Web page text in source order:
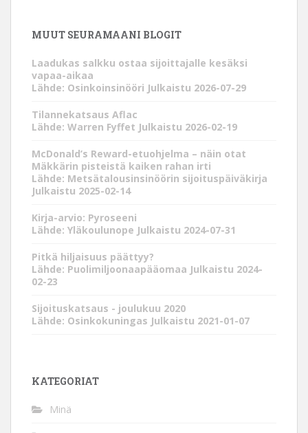
MUUT SEURAMAANI BLOGIT
Laadukas salkku ostaa sijoittajalle kesäksi
vapaa-aikaa
Lähde: Osinkoinsinööri Julkaistu 2026-07-29
Tilannekatsaus Aflac
Lähde: Warren Fyffet Julkaistu 2026-02-19
McDonald’s Reward-etuohjelma – näin otat
Mäkkärin pisteistä kaiken rahan irti
Lähde: Metsätalousinsinöörin sijoituspäiväkirja
Julkaistu 2025-02-14
Kirja-arvio: Pyroseeni
Lähde: Yläkoulunope Julkaistu 2024-07-31
Pitkä hiljaisuus päättyy?
Lähde: Puolimiljoonaapääomaa Julkaistu 2024-
02-23
Sijoituskatsaus - joulukuu 2020
Lähde: Osinkokuningas Julkaistu 2021-01-07
KATEGORIAT
Minä